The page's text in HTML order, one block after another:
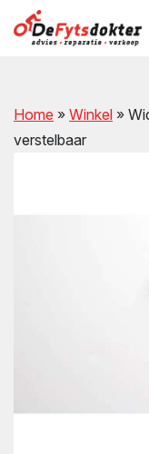
Home » Winkel »
verstelbaar